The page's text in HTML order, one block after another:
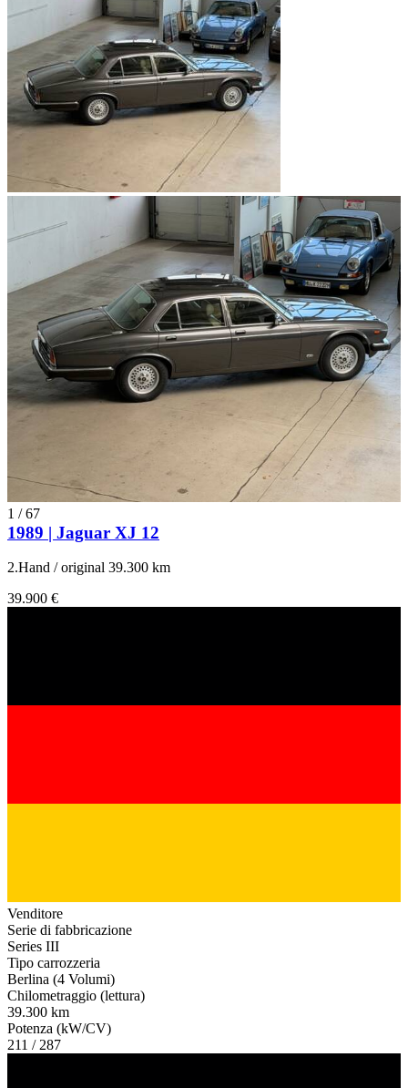
1 /67
1989 | Jaguar XJ 12
2.Hand / original 39.300 km
39.900 €
Venditore
Serie di fabbricazione
Series III
Tipo carrozzeria
Berlina (4 Volumi)
Chilometraggio (lettura)
39.300 km
Potenza (kW/CV)
211 / 287